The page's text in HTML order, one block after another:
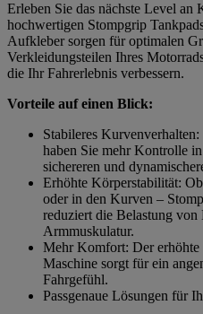
Erleben Sie das nächste Level
hochwertigen Stompgrip
Aufkleber sorgen für optimalen
Verkleidungsteilen Ihres
die Ihr Fahrerlebnis verbessern.
Vorteile auf einen Blick:
Stabileres
haben Sie mehr Kontrolle
sichereren und
Erhöhte Körperstabilität:
oder in den Kurven –
reduziert die Belastung von
Armmuskulatur.
Mehr Komfort: Der
Maschine sorgt für ein
Fahrgefühl.
Passgenaue Lösungen für